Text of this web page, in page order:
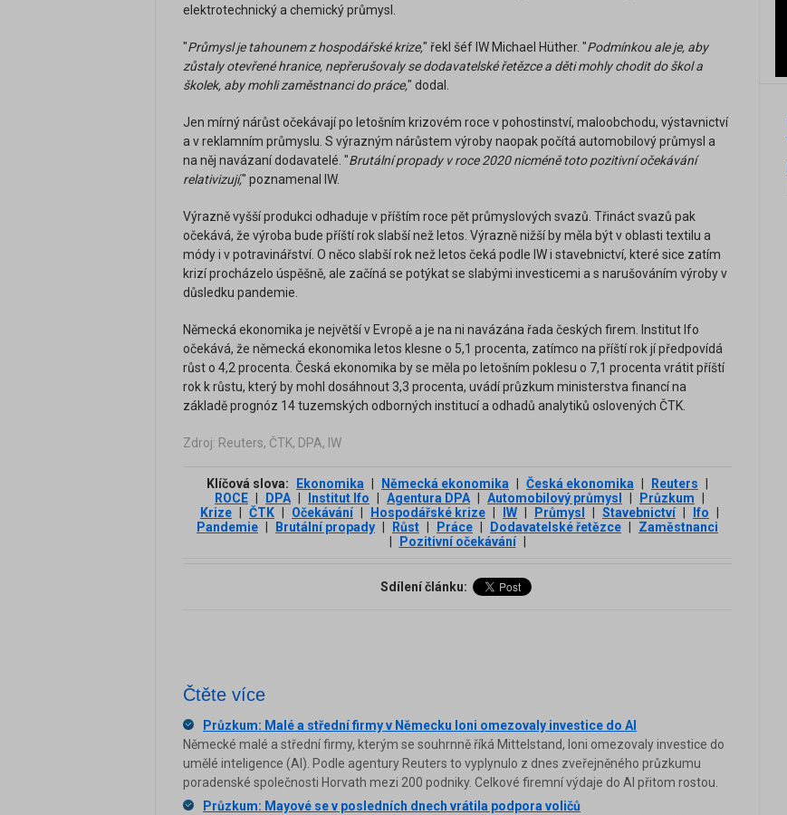
elektrotechnický a chemický průmysl.
"Průmysl je tahounem z hospodářské krize," řekl šéf IW Michael Hüther. "Podmínkou ale je, aby
zůstaly otevřené hranice, nepřerušovaly se dodavatelské řetězce a děti mohly chodit do škol a
školek, aby mohli zaměstnanci do práce," dodal.
Jen mírný nárůst očekávají po letošním krizovém roce v pohostinství, maloobchodu, výstavnictví
a v reklamním průmyslu. S výrazným nárůstem výroby naopak počítá automobilový průmysl a
na něj navázaní dodavatelé. "Brutální propady v roce 2020 nicméně toto pozitivní očekávání
relativizují," poznamenal IW.
Výrazně vyšší produkci odhaduje v příštím roce pět průmyslových svazů. Třináct svazů pak
očekává, že výroba bude příští rok slabší než letos. Výrazně nižší by měla být v oblasti textilu a
módy i v potravinářství. O něco slabší rok než letos čeká podle IW i stavebnictví, které sice zatím
krizí procházelo úspěšně, ale začíná se potýkat se slabými investicemi a s narušováním výroby v
důsledku pandemie.
Německá ekonomika je největší v Evropě a je na ni navázána řada českých firem. Institut Ifo
očekává, že německá ekonomika letos klesne o 5,1 procenta, zatímco na příští rok jí předpovídá
růst o 4,2 procenta. Česká ekonomika by se měla po letošním poklesu o 7,1 procenta vrátit příští
rok k růstu, který by mohl dosáhnout 3,3 procenta, uvádí průzkum ministerstva financí na
základě prognóz 14 tuzemských odborných institucí a odhadů analytiků oslovených ČTK.
Zdroj: Reuters, ČTK, DPA, IW
Klíčová slova: Ekonomika Německá ekonomika Česká ekonomika Reuters
ROCE
DPA Institut Ifo Agentura DPA Automobilový průmysl Průzkum
Krize
ČTK Očekávání Hospodářské krize IW Průmysl Stavebnictví Ifo
Pandemie
Brutální propady Růst Práce Dodavatelské řetězce
Zaměstnanci
Pozitivní očekávání
Sdílení článku:
Čtěte více
Průzkum: Malé a střední firmy v Německu loni omezovaly investice do AI
Německé malé a střední firmy, kterým se souhrnně říká Mittelstand, loni omezovaly investice do
umělé inteligence (AI). Podle agentury Reuters to vyplynulo z dnes zveřejněného průzkumu
poradenské společnosti Horvath mezi 200 podniky. Celkové firemní výdaje do AI přitom rostou.
Průzkum: Mayové se v posledních dnech vrátila podpora voličů